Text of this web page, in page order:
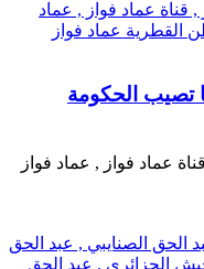
تصيب الحكومة
عماد فواز , عماد فواز